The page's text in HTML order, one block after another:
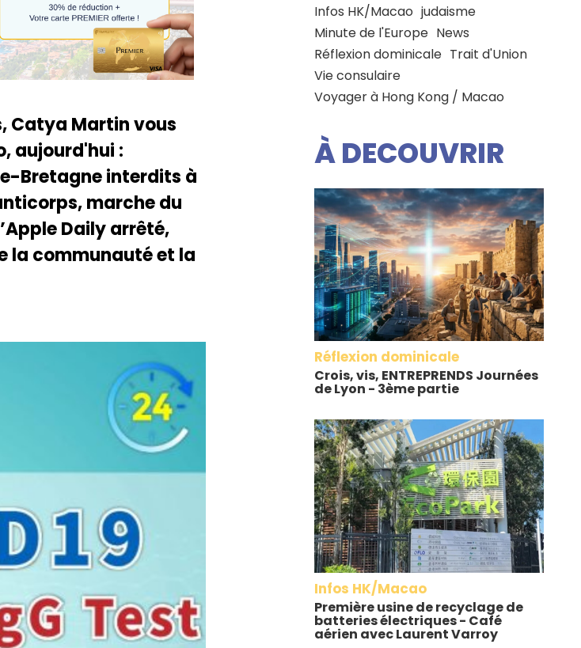
Catya Martin vous
aujourd'hui :
Bretagne interdits à
marche du
Daily arrêté,
la communauté et la
Infos HK/Macao judaisme
Minute de l'Europe News
Réflexion dominicale Trait d'Union
Vie consulaire
Voyager à Hong Kong / Macao
À DECOUVRIR
Réflexion dominicale
Crois, vis, ENTREPRENDS Journées
de Lyon - 3ème partie
Infos HK/Macao
Première usine de recyclage de
batteries électriques - Café
aérien avec Laurent Varroy